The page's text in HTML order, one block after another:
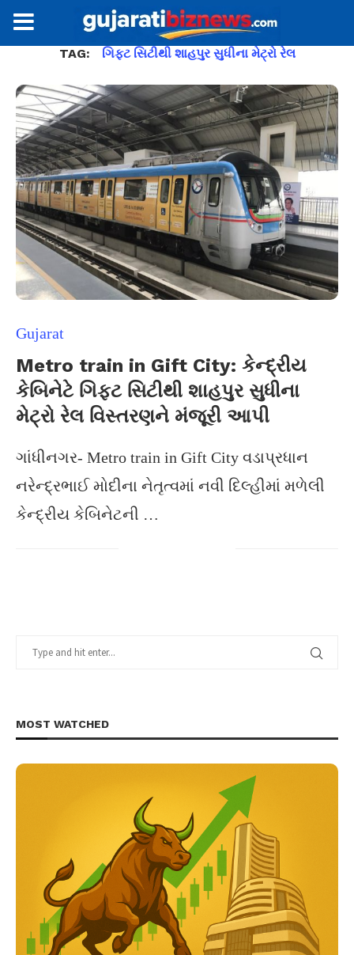
TAG: ગિફ્ટ સિટીથી શાહપુર સુધીના મેટ્રો રેલ
Gujarat
Metro train in Gift City: કેન્દ્રીય
કેબિનેટે ગિફ્ટ સિટીથી શાહપુર સુધીના
મેટ્રો રેલ વિસ્તરણને મંજૂરી આપી
ગાંધીનગર- Metro train in Gift City વડાપ્રધાન
નરેન્દ્રભાઈ મોદીના નેતૃત્વમાં નવી દિલ્હીમાં મળેલી
કેન્દ્રીય કેબિનેટની …
MOST WATCHED